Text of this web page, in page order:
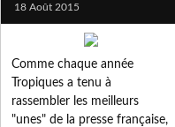
18 Août 2015
Comme chaque année
Tropiques a tenu à
rassembler les meilleurs
"unes" de la presse française,